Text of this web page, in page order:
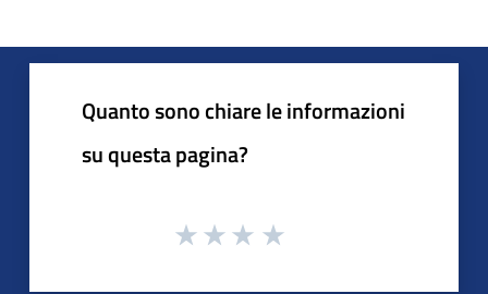
Quanto sono chiare le informazioni
su questa pagina?